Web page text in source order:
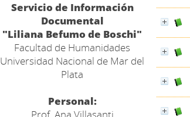
Servicio de Información
Documental
"Liliana Befumo de Boschi"
Facultad de Humanidades
Universidad Nacional de Mar del
Plata
Personal: